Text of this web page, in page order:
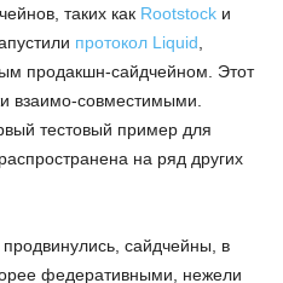
таких как Rootstock и
протокол Liquid
продакшн-сайдчейном. Этот
взаимо-совместимыми.
тестовый пример для
на ряд других
сайдчейны, в
федеративными, нежели